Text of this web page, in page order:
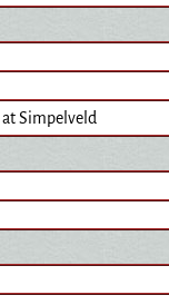
at Simpelveld